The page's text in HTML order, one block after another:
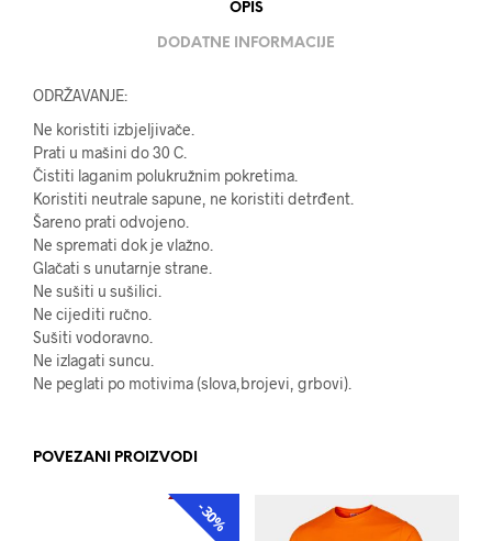
OPIS
DODATNE INFORMACIJE
ODRŽAVANJE:
Ne koristiti izbjeljivače.
Prati u mašini do 30 C.
Čistiti laganim polukružnim pokretima.
Koristiti neutrale sapune, ne koristiti detrđent.
Šareno prati odvojeno.
Ne spremati dok je vlažno.
Glačati s unutarnje strane.
Ne sušiti u sušilici.
Ne cijediti ručno.
Sušiti vodoravno.
Ne izlagati suncu.
Ne peglati po motivima (slova,brojevi, grbovi).
POVEZANI PROIZVODI
AKCIJA
-30%